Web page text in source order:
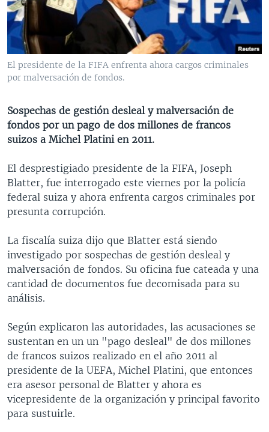
VENEZUELA
BRASIL
NICARAGUA
ECONOMÍA
ENTRETENIMIENTO Y CULTURA
TECNOLOGÍA
DEPORTES
MULTIMEDIA
VIDEOS
FOTOGRAFÍA
AUDIOS
PROGRAMAS TV
EL MUNDO AL DÍA
FORO INTERAMERICANO
LAS CLAVES
PANORAMA
RADIO
AVANCE INFORMATIVO
BUENOS DÍAS AMÉRICA
ESTADOS UNIDOS AL DÍA
FORO [RADIO]
DEPORTIVO INTERNACIONAL
ENTRETENIMIENTO
DIRECT
Learning English
Idiomas
El presidente de la FIFA enfrenta ahora cargos criminales
por malversación de fondos.
Sospechas de gestión desleal y malversación de
fondos por un pago de dos millones de francos
suizos a Michel Platini en 2011.
El desprestigiado presidente de la FIFA, Joseph
Blatter, fue interrogado este viernes por la policía
federal suiza y ahora enfrenta cargos criminales por
presunta corrupción.
La fiscalía suiza dijo que Blatter está siendo
investigado por sospechas de gestión desleal y
malversación de fondos. Su oficina fue cateada y una
cantidad de documentos fue decomisada para su
análisis.
Según explicaron las autoridades, las acusaciones se
sustentan en un un "pago desleal" de dos millones
de francos suizos realizado en el año 2011 al
presidente de la UEFA, Michel Platini, que entonces
era asesor personal de Blatter y ahora es
vicepresidente de la organización y principal favorito
para sustuirle.